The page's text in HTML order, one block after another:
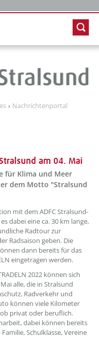
Nachrichtenportal
am 04. Mai
für Klima und Meer
dem Motto "Stralsund
titel ???
mit dem ADFC Stralsund-
dabei eine ca. 30 km lange,
Radtour zur
Radsaison geben. Die
dann bereits für das
eingetragen werden.
2022 können sich
alle, die in Stralsund
Radverkehr und
können viele Kilometer
privat oder beruflich.
dabei können bereits
Schulklasse, Vereine